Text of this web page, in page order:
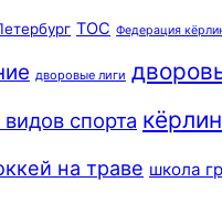
ТОС Федерация
дворовые лиги
спорта
на траве школа